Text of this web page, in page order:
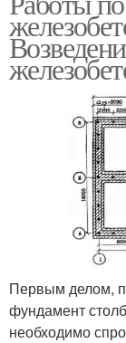
Первым делом,
фундамент
необходимо